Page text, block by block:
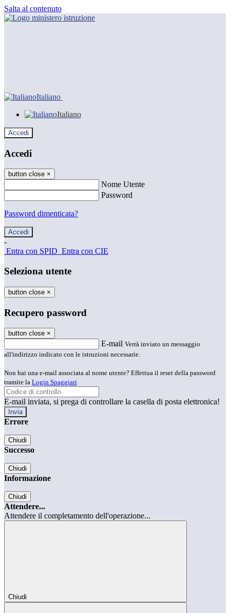
Salta al contenuto
Italiano
Italiano
Accedi
Accedi
button close ×
Nome Utente
Password
Password dimenticata?
-
Entra con SPID Entra con CIE
Seleziona utente
button close ×
Recupero password
button close ×
E-mail Verrà inviato un messaggio
all'indirizzo indicato con le istruzioni necessarie.
Non hai una e-mail associata al nome utente? Effettua il reset della password
tramite la Login Spaggiari
E-mail inviata, si prega di controllare la casella di posta elettronica!
Errore
Chiudi
Successo
Chiudi
Informazione
Chiudi
Attendere...
Attendere il completamento dell'operazione...
Chiudi